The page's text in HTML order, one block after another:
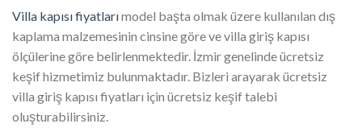
Villa kapısı fiyatlarımodel başta olmak üzere kullanılan dış
kaplama malzemesinin cinsine göre ve villa giriş kapısı
ölçülerine göre belirlenmektedir. İzmir genelinde ücretsiz
keşif hizmetimiz bulunmaktadır. Bizleri arayarak ücretsiz
villa giriş kapısı fiyatları için ücretsiz keşif talebi
oluşturabilirsiniz.